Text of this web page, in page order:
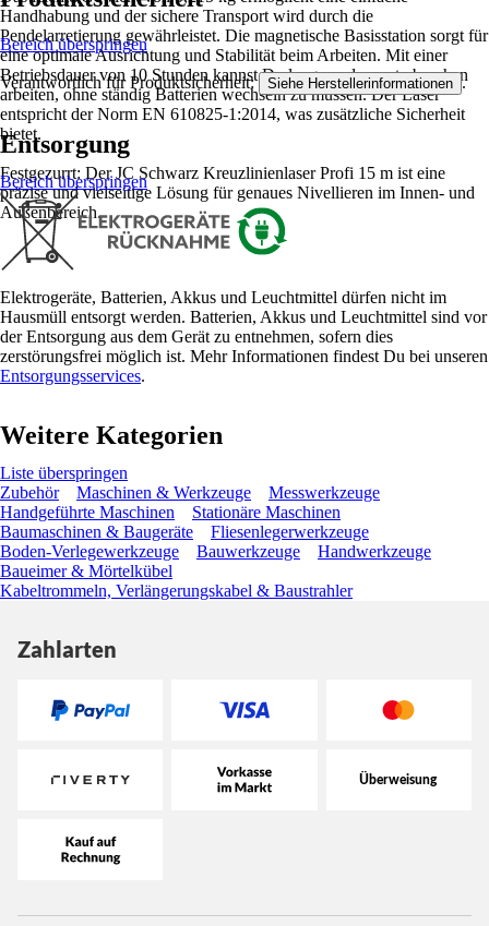
Handhabung und der sichere Transport wird durch die
Pendelarretierung gewährleistet. Die magnetische Basisstation sorgt für
eine optimale Ausrichtung und Stabilität beim Arbeiten. Mit einer
Betriebsdauer von 10 Stunden kannst Du lange und ununterbrochen
arbeiten, ohne ständig Batterien wechseln zu müssen. Der Laser
entspricht der Norm EN 610825-1:2014, was zusätzliche Sicherheit
bietet.
Festgezurrt: Der JC Schwarz Kreuzlinienlaser Profi 15 m ist eine
präzise und vielseitige Lösung für genaues Nivellieren im Innen- und
Außenbereich.
Bereich überspringen
Verantwortlich für Produktsicherheit: Siehe Herstellerinformationen .
Entsorgung
Bereich überspringen
Elektrogeräte, Batterien, Akkus und Leuchtmittel dürfen nicht im
Hausmüll entsorgt werden. Batterien, Akkus und Leuchtmittel sind vor
der Entsorgung aus dem Gerät zu entnehmen, sofern dies
zerstörungsfrei möglich ist. Mehr Informationen findest Du bei unseren
Entsorgungsservices.
Weitere Kategorien
Liste überspringen
Zubehör
Maschinen & Werkzeuge
Messwerkzeuge
Handgeführte Maschinen
Stationäre Maschinen
Baumaschinen & Baugeräte
Fliesenlegerwerkzeuge
Boden-Verlegewerkzeuge
Bauwerkzeuge
Handwerkzeuge
Baueimer & Mörtelkübel
Kabeltrommeln, Verlängerungskabel & Baustrahler
Zahlarten